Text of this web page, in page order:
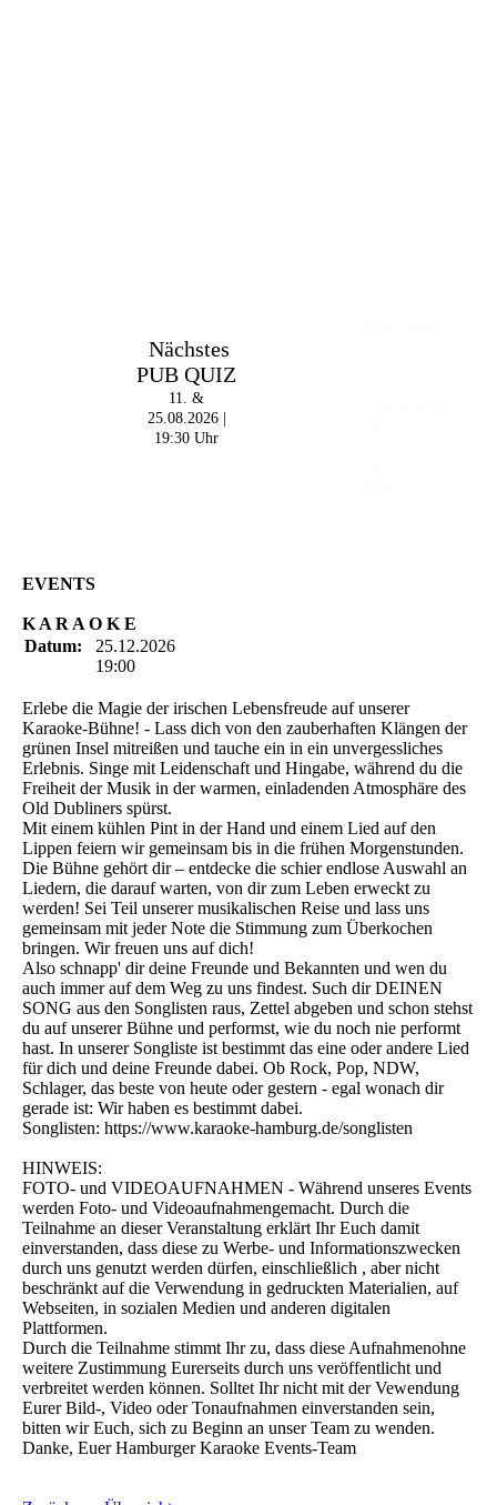
Nächstes
PUB QUIZ
11. &
25.08.2026 |
19:30 Uhr
EVENTS
K A R A O K E
Datum:
25.12.2026
19:00
Erlebe die Magie der irischen Lebensfreude auf unserer
Karaoke-Bühne! - Lass dich von den zauberhaften Klängen der
grünen Insel mitreißen und tauche ein in ein unvergessliches
Erlebnis. Singe mit Leidenschaft und Hingabe, während du die
Freiheit der Musik in der warmen, einladenden Atmosphäre des
Old Dubliners spürst.
Mit einem kühlen Pint in der Hand und einem Lied auf den
Lippen feiern wir gemeinsam bis in die frühen Morgenstunden.
Die Bühne gehört dir – entdecke die schier endlose Auswahl an
Liedern, die darauf warten, von dir zum Leben erweckt zu
werden! Sei Teil unserer musikalischen Reise und lass uns
gemeinsam mit jeder Note die Stimmung zum Überkochen
bringen. Wir freuen uns auf dich!
Also schnapp' dir deine Freunde und Bekannten und wen du
auch immer auf dem Weg zu uns findest. Such dir DEINEN
SONG aus den Songlisten raus, Zettel abgeben und schon stehst
du auf unserer Bühne und performst, wie du noch nie performt
hast. In unserer Songliste ist bestimmt das eine oder andere Lied
für dich und deine Freunde dabei. Ob Rock, Pop, NDW,
Schlager, das beste von heute oder gestern - egal wonach dir
gerade ist: Wir haben es bestimmt dabei.
Songlisten: https://www.karaoke-hamburg.de/songlisten
HINWEIS:
FOTO- und VIDEOAUFNAHMEN - Während unseres Events
werden Foto- und Videoaufnahmengemacht. Durch die
Teilnahme an dieser Veranstaltung erklärt Ihr Euch damit
einverstanden, dass diese zu Werbe- und Informationszwecken
durch uns genutzt werden dürfen, einschließlich , aber nicht
beschränkt auf die Verwendung in gedruckten Materialien, auf
Webseiten, in sozialen Medien und anderen digitalen
Plattformen.
Durch die Teilnahme stimmt Ihr zu, dass diese Aufnahmenohne
weitere Zustimmung Eurerseits durch uns veröffentlicht und
verbreitet werden können. Solltet Ihr nicht mit der Vewendung
Eurer Bild-, Video oder Tonaufnahmen einverstanden sein,
bitten wir Euch, sich zu Beginn an unser Team zu wenden.
Danke, Euer Hamburger Karaoke Events-Team